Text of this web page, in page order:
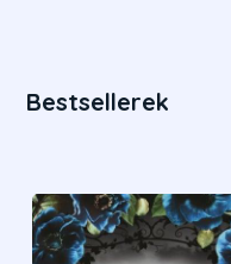
Bestsellerek